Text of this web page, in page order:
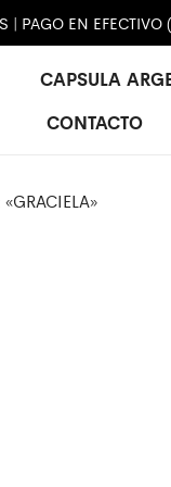
PAGO EN EFECTIVO
CAPSULA
CONTACTO